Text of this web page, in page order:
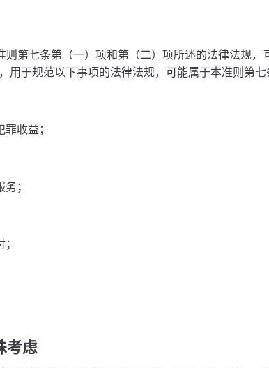
则第七条第（一）项和第（二）项所述的法律法规，
用于规范以下事项的法律法规，可能属于本准则第七
收益；
；
考虑